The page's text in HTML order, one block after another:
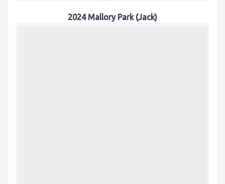
2024 Mallory Park (Jack)